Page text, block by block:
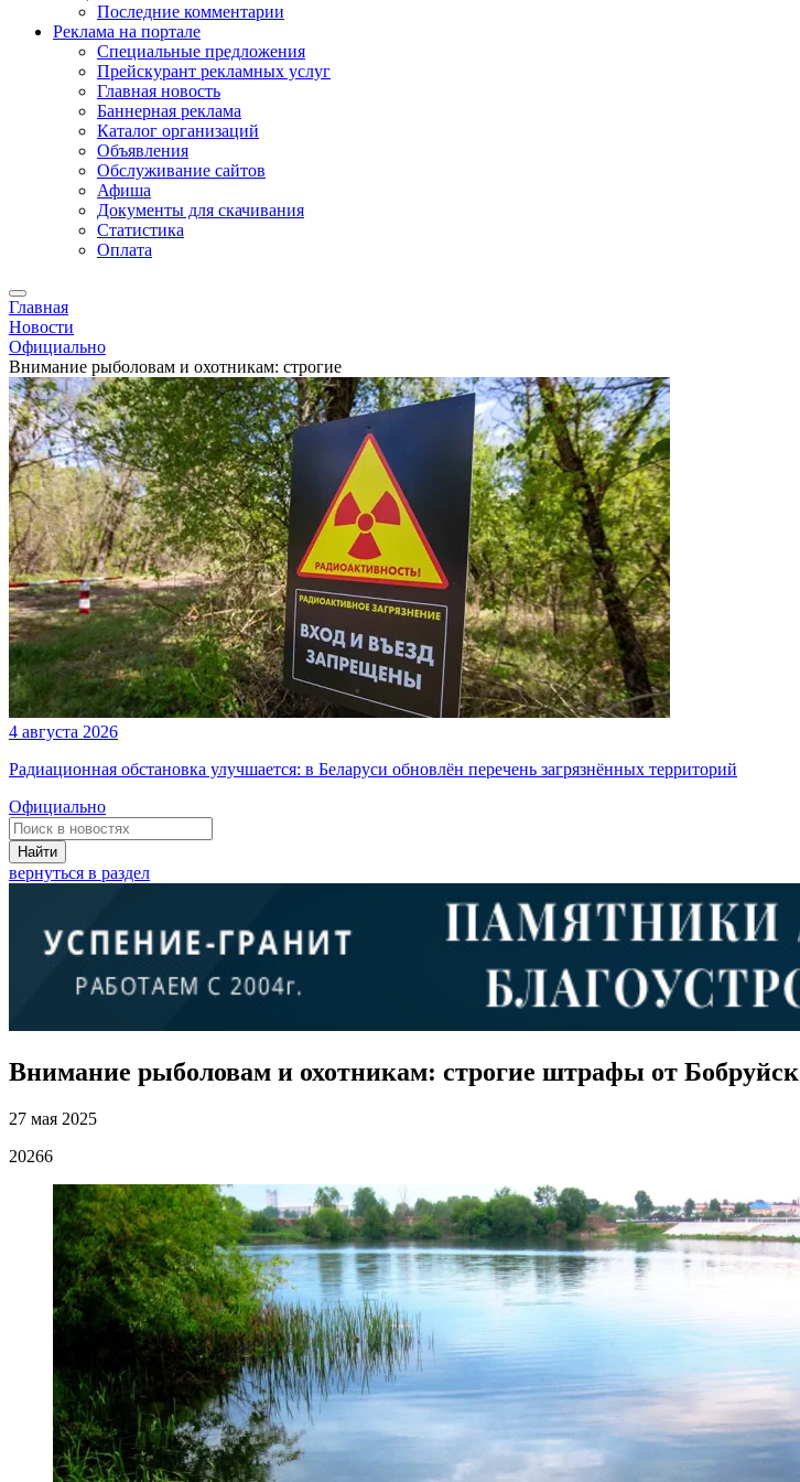
Последние комментарии
Реклама на портале
Специальные предложения
Прейскурант рекламных услуг
Главная новость
Баннерная реклама
Каталог организаций
Объявления
Обслуживание сайтов
Афиша
Документы для скачивания
Статистика
Оплата
Главная
Новости
Официально
Внимание рыболовам и охотникам: строгие
4 августа 2026
Радиационная обстановка улучшается: в Беларуси обновлён перечень загрязнённых территорий
Официально
Найти
вернуться в раздел
Внимание рыболовам и охотникам: строгие штрафы от
27 мая 2025
20266